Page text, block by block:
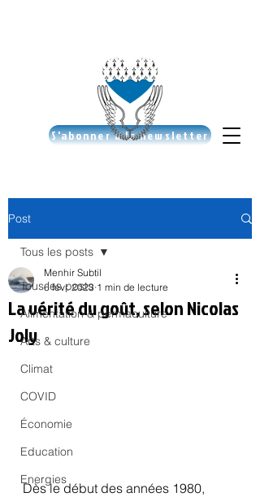
S'abonner à la newsletter
Post
Tous les posts
Alimentation & permaculture
Arts & culture
Climat
COVID
Économie
Education
Energies
Tous les posts
La vérité du goût, selon Nicolas
Joly
Menhir Subtil
6 févr. 2023 1 min de lecture
Dès le début des années 1980,